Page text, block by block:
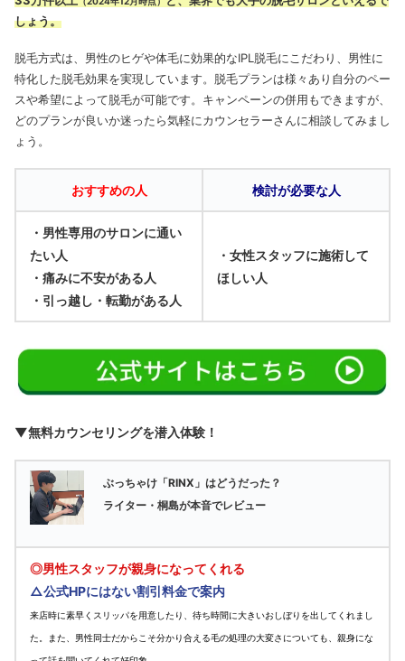
しょう。
脱毛方式は、男性のヒゲや体毛に効果的なIPL脱毛にこだわり、男性に
特化した脱毛効果を実現しています。 脱毛プランは様々あり自分のペー
スや希望によって脱毛が可能です。 キャンペーンの併用もできますが、
どのプランが良いか迷ったら気軽にカウンセラーさんに相談してみまし
ょう。
おすすめの人 検討が必要な人
・男性専用のサロンに通い
たい人
・痛みに不安がある人
・引っ越し・転勤がある人
・女性スタッフに施術して
ほしい人
▼無料カウンセリングを潜入体験！
ぶっちゃけ「RINX」はどうだった？
ライター・桐島が本音でレビュー
◎男性スタッフが親身になってくれる
△公式HPにはない割引料金で案内
来店時に素早くスリッパを用意したり、待ち時間に大きいおしぼりを出してくれまし
た。また、男性同士だからこそ分かり合える毛の処理の大変さについても、親身にな